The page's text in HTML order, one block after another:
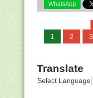
WhatsApp
1
2 3
Translate
Select Language